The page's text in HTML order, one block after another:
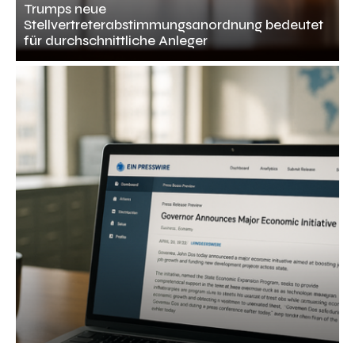
Trumps neue
Stellvertreterabstimmungsanordnung bedeutet
für durchschnittliche Anleger